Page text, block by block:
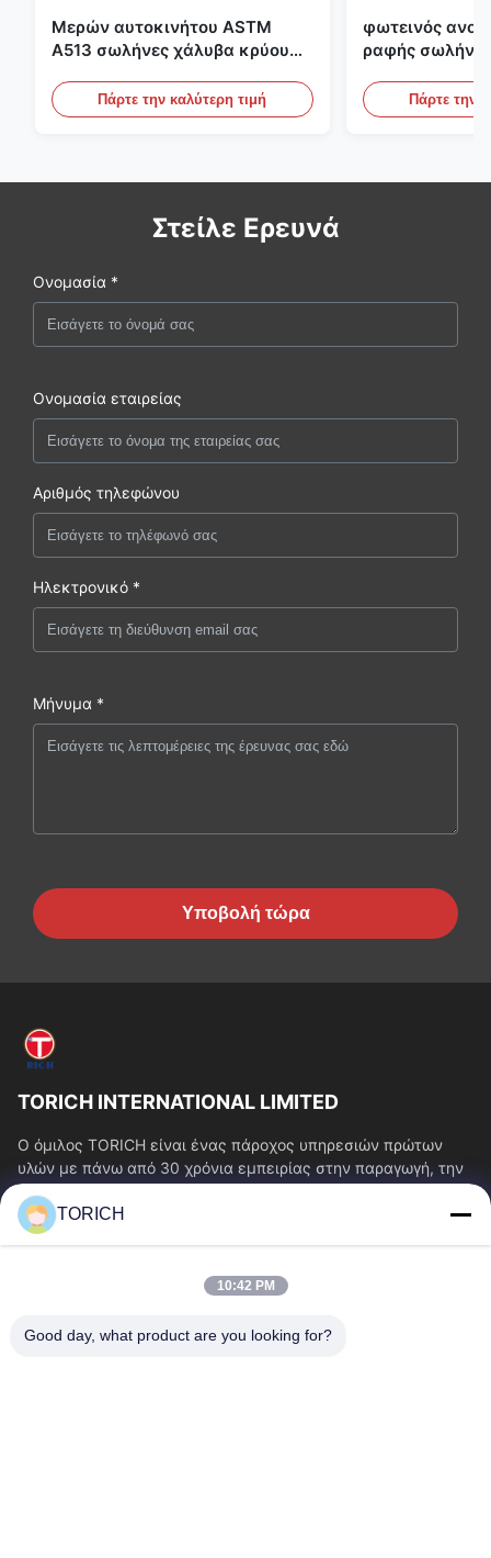
Μερών αυτοκινήτου ASTM
A513 σωλήνες χάλυβα κρύου
την παραγωγή DOM
Πάρτε την καλύτερη τιμή
φωτεινός
ραφής
υδραυλικά
Πάρτε την
Στείλε Ερευνά
Ονομασία *
Ονομασία εταιρείας
Αριθμός τηλεφώνου
Ηλεκτρονικό *
Μήνυμα *
Υποβολή τώρα
TORICH INTERNATIONAL LIMITED
Ο όμιλος TORICH είναι ένας πάροχος υπηρεσιών πρώτων
υλών με πάνω από 30 χρόνια εμπειρίας στην παραγωγή, την
έρευνα και ανάπτυξη, το εμπόριο, την...
Γρήγοροι Σύνδεσμοι
Σχετικά Με Εμάς
Γύρος Εργοστασίων
Ποιοτικός Έλεγχος
TORICH
10:42 PM
Good day, what product are you looking for?